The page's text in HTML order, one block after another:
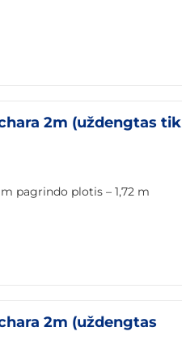
2m (uždengtas tik
pagrindo plotis – 1,72 m
2m (uždengtas